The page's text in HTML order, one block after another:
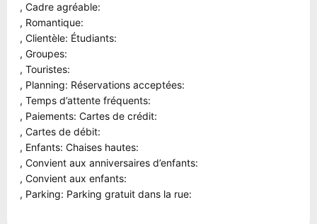
, Cadre agréable:
, Romantique:
, Clientèle: Étudiants:
, Groupes:
, Touristes:
, Planning: Réservations acceptées:
, Temps d’attente fréquents:
, Paiements: Cartes de crédit:
, Cartes de débit:
, Enfants: Chaises hautes:
, Convient aux anniversaires d’enfants:
, Convient aux enfants:
, Parking: Parking gratuit dans la rue: